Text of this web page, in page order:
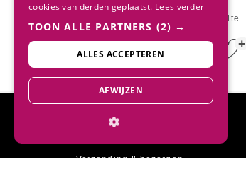
+
Asics Kids GEL-NYC PS Graphite
Grey/Black
Klantenservice
Contact
Verzending & bezorgen
cookies van derden geplaatst. Lees verder
TOON ALLE PARTNERS (2) →
ALLES ACCEPTEREN
AFWIJZEN